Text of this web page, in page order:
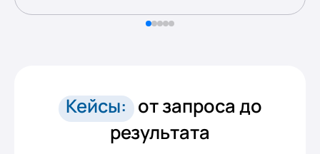
Кейсы: от запроса до
результата